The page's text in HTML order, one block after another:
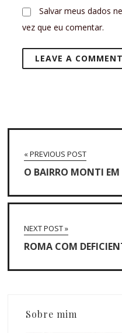
Salvar meus dados
vez que eu comentar.
« PREVIOUS POST
O BAIRRO MONTI
NEXT POST »
ROMA COM
Sobre mim